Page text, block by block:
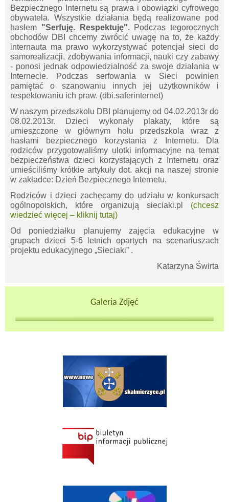
Bezpiecznego Internetu są prawa i obowiązki cyfrowego
obywatela. Wszystkie działania będą realizowane pod
hasłem "Serfuję. Respektuję". Podczas tegorocznych
obchodów DBI chcemy zwrócić uwagę na to, że każdy
internauta ma prawo wykorzystywać potencjał sieci do
samorealizacji, zdobywania informacji, nauki czy zabawy
- ponosi jednak odpowiedzialność za swoje działania w
Internecie. Podczas serfowania w Sieci powinien
pamiętać o szanowaniu innych jej użytkowników i
respektowaniu ich praw. (dbi.saferinternet)
W naszym przedszkolu DBI planujemy od 04.02.2013r do
08.02.2013r. Dzieci wykonały plakaty, które są
umieszczone w głównym holu przedszkola wraz z
hasłami bezpiecznego korzystania z Internetu. Dla
rodziców przygotowaliśmy ulotki informacyjne na temat
bezpieczeństwa dzieci korzystających z Internetu oraz
umieściliśmy krótkie artykuły dot. akcji na naszej stronie
w zakładce: Dzień Bezpiecznego Internetu.
Rodziców i dzieci zachęcamy do udziału w konkursach
ogólnopolskich, które organizują sieciaki.pl Will
window
(chcesz
wiedzieć więcej – kliknij tutaj)
Od poniedziałku planujemy zajęcia edukacyjne w
grupach dzieci 5-6 letnich opartych na scenariuszach
projektu edukacyjnego „Sieciaki” .
Katarzyna Świrta
Galeria Zdjęć